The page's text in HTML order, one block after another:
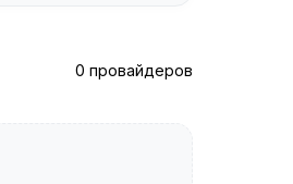
0 провайдеров